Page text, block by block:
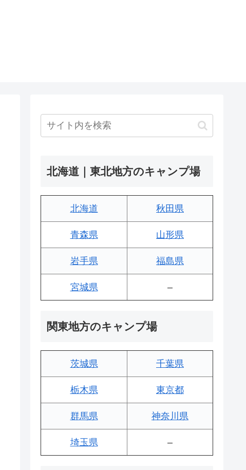
北海道｜東北地方のキャンプ場
北海道 秋田県
青森県 山形県
岩手県 福島県
宮城県 –
関東地方のキャンプ場
茨城県 千葉県
栃木県 東京都
群馬県 神奈川県
埼玉県 –